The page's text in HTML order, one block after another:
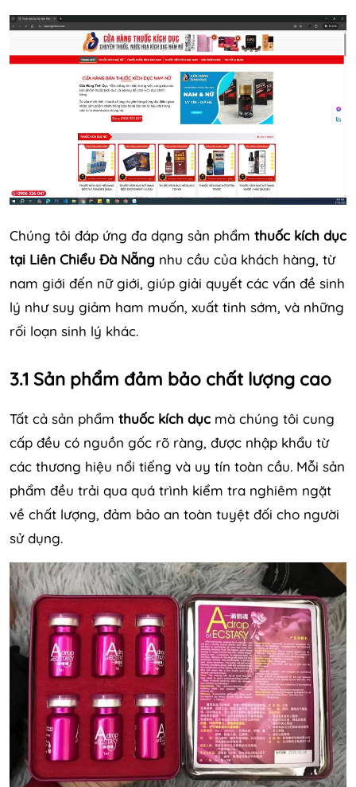
Chúng tôi đáp ứng đa dạng sản phẩm thuốc kích dục
tại Liên Chiểu Đà Nẵng nhu cầu của khách hàng, từ
nam giới đến nữ giới, giúp giải quyết các vấn đề sinh
lý như suy giảm ham muốn, xuất tinh sớm, và những
rối loạn sinh lý khác.
3.1 Sản phẩm đảm bảo chất lượng cao
Tất cả sản phẩm thuốc kích dục mà chúng tôi cung
cấp đều có nguồn gốc rõ ràng, được nhập khẩu từ
các thương hiệu nổi tiếng và uy tín toàn cầu. Mỗi sản
phẩm đều trải qua quá trình kiểm tra nghiêm ngặt
về chất lượng, đảm bảo an toàn tuyệt đối cho người
sử dụng.